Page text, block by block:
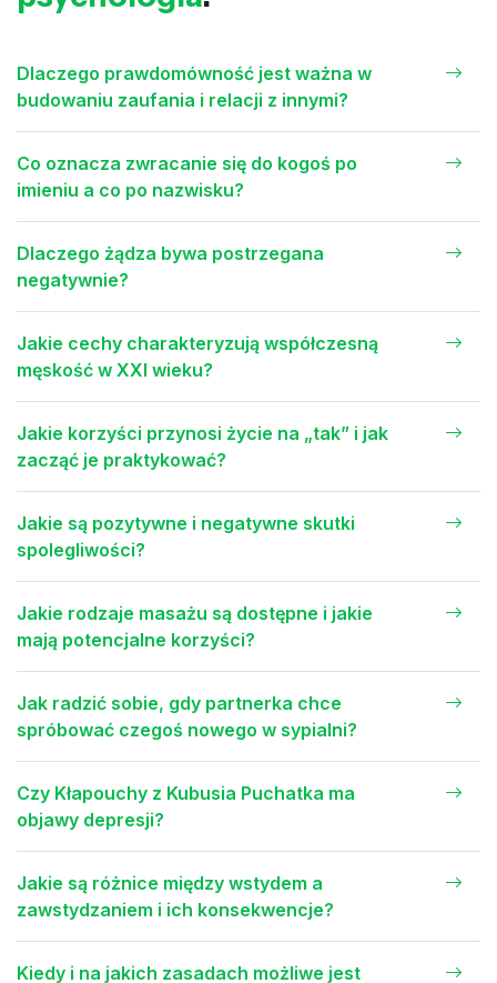
Dlaczego prawdomówność jest ważna w
budowaniu zaufania i relacji z innymi?
Co oznacza zwracanie się do kogoś po
imieniu a co po nazwisku?
Dlaczego żądza bywa postrzegana
negatywnie?
Jakie cechy charakteryzują współczesną
męskość w XXI wieku?
Jakie korzyści przynosi życie na „tak” i jak
zacząć je praktykować?
Jakie są pozytywne i negatywne skutki
spolegliwości?
Jakie rodzaje masażu są dostępne i jakie
mają potencjalne korzyści?
Jak radzić sobie, gdy partnerka chce
spróbować czegoś nowego w sypialni?
Czy Kłapouchy z Kubusia Puchatka ma
objawy depresji?
Jakie są różnice między wstydem a
zawstydzaniem i ich konsekwencje?
Kiedy i na jakich zasadach możliwe jest